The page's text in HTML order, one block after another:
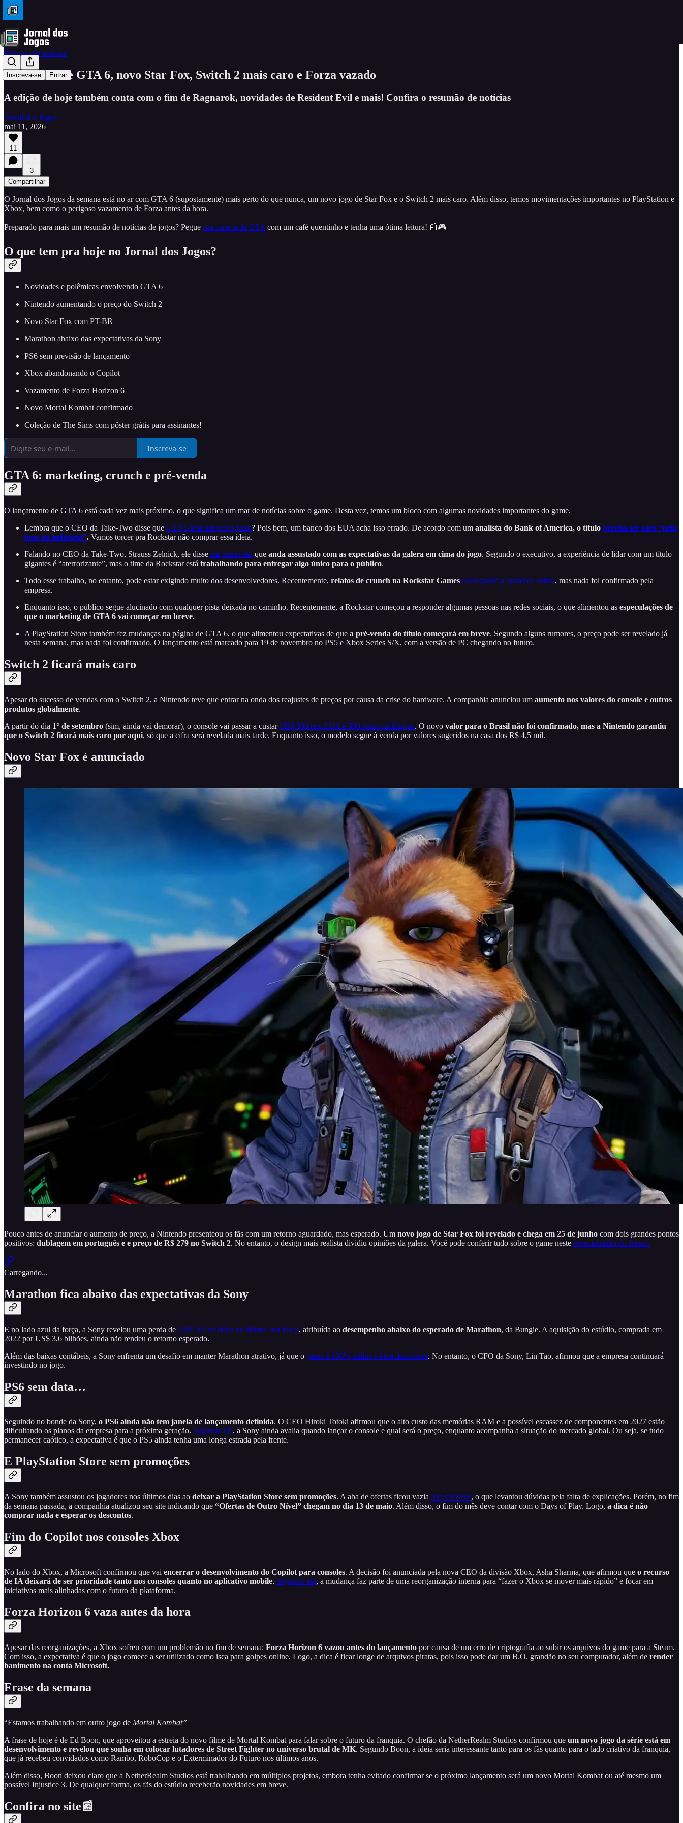
Inscreva-se Entrar
Resumo de notícias
Novidades de GTA 6, novo Star Fox, Switch 2 mais caro e Forza vazado
A edição de hoje também conta com o fim de Ragnarok, novidades de Resident Evil e mais! Confira o resumão de notícias
Jornal dos Jogos
mai 11, 2026
11
3
Compartilhar
O Jornal dos Jogos da semana está no ar com GTA 6 (supostamente) mais perto do que nunca, um novo jogo de Star Fox e o Switch 2 mais caro. Além disso, temos movimentações importantes no PlayStation e
Xbox, bem como o perigoso vazamento de Forza antes da hora.
Preparado para mais um resumão de notícias de jogos? Pegue sua caneca de GTA com um café quentinho e tenha uma ótima leitura! 📰🎮
O que tem pra hoje no Jornal dos Jogos?
Novidades e polêmicas envolvendo GTA 6
Nintendo aumentando o preço do Switch 2
Novo Star Fox com PT-BR
Marathon abaixo das expectativas da Sony
PS6 sem previsão de lançamento
Xbox abandonando o Copilot
Vazamento de Forza Horizon 6
Novo Mortal Kombat confirmado
Coleção de The Sims com pôster grátis para assinantes!
Inscreva-se
GTA 6: marketing, crunch e pré-venda
O lançamento de GTA 6 está cada vez mais próximo, o que significa um mar de notícias sobre o game. Desta vez, temos um bloco com algumas novidades importantes do game.
Lembra que o CEO da Take-Two disse que GTA 6 terá um preço justo? Pois bem, um banco dos EUA acha isso errado. De acordo com um analista do Bank of America, o título precisa ser caro “pelo
bem da indústria”. Vamos torcer pra Rockstar não comprar essa ideia.
Falando no CEO da Take-Two, Strauss Zelnick, ele disse em entrevista que anda assustado com as expectativas da galera em cima do jogo. Segundo o executivo, a experiência de lidar com um título
gigantes é “aterrorizante”, mas o time da Rockstar está trabalhando para entregar algo único para o público.
Todo esse trabalho, no entanto, pode estar exigindo muito dos desenvolvedores. Recentemente, relatos de crunch na Rockstar Games começaram a aparecer online, mas nada foi confirmado pela
empresa.
Enquanto isso, o público segue alucinado com qualquer pista deixada no caminho. Recentemente, a Rockstar começou a responder algumas pessoas nas redes sociais, o que alimentou as especulações de
que o marketing de GTA 6 vai começar em breve.
A PlayStation Store também fez mudanças na página de GTA 6, o que alimentou expectativas de que a pré-venda do título começará em breve. Segundo alguns rumores, o preço pode ser revelado já
nesta semana, mas nada foi confirmado. O lançamento está marcado para 19 de novembro no PS5 e Xbox Series S/X, com a versão de PC chegando no futuro.
Switch 2 ficará mais caro
Apesar do sucesso de vendas com o Switch 2, a Nintendo teve que entrar na onda dos reajustes de preços por causa da crise do hardware. A companhia anunciou um aumento nos valores do console e outros
produtos globalmente.
A partir do dia 1° de setembro (sim, ainda vai demorar), o console vai passar a custarUS$ 500 nos EUA e 500 euros na Europa. O novo valor para o Brasil não foi confirmado, mas a Nintendo garantiu
que o Switch 2 ficará mais caro por aqui, só que a cifra será revelada mais tarde. Enquanto isso, o modelo segue à venda por valores sugeridos na casa dos R$ 4,5 mil.
Novo Star Fox é anunciado
Pouco antes de anunciar o aumento de preço, a Nintendo presenteou os fãs com um retorno aguardado, mas esperado. Um novo jogo de Star Fox foi revelado e chega em 25 de junho com dois grandes pontos
positivos: dublagem em português e e preço de R$ 279 no Switch 2. No entanto, o design mais realista dividiu opiniões da galera. Você pode conferir tudo sobre o game neste especialzinho do Jornal.
Carregando...
Marathon fica abaixo das expectativas da Sony
E no lado azul da força, a Sony revelou uma perda de US$ 765 milhões no último ano fiscal, atribuída ao desempenho abaixo do esperado de Marathon, da Bungie. A aquisição do estúdio, comprada em
2022 por US$ 3,6 bilhões, ainda não rendeu o retorno esperado.
Além das baixas contábeis, a Sony enfrenta um desafio em manter Marathon atrativo, já que o game é 100% online e bem desafiador. No entanto, o CFO da Sony, Lin Tao, afirmou que a empresa continuará
investindo no jogo.
PS6 sem data…
Seguindo no bonde da Sony, o PS6 ainda não tem janela de lançamento definida. O CEO Hiroki Totoki afirmou que o alto custo das memórias RAM e a possível escassez de componentes em 2027 estão
dificultando os planos da empresa para a próxima geração. Segundo ele, a Sony ainda avalia quando lançar o console e qual será o preço, enquanto acompanha a situação do mercado global. Ou seja, se tudo
permanecer caótico, a expectativa é que o PS5 ainda tenha uma longa estrada pela frente.
E PlayStation Store sem promoções
A Sony também assustou os jogadores nos últimos dias ao deixar a PlayStation Store sem promoções. A aba de ofertas ficou vazia sem motivos, o que levantou dúvidas pela falta de explicações. Porém, no fim
da semana passada, a companhia atualizou seu site indicando que “Ofertas de Outro Nível” chegam no dia 13 de maio. Além disso, o fim do mês deve contar com o Days of Play. Logo, a dica é não
comprar nada e esperar os descontos.
Fim do Copilot nos consoles Xbox
No lado do Xbox, a Microsoft confirmou que vai encerrar o desenvolvimento do Copilot para consoles. A decisão foi anunciada pela nova CEO da divisão Xbox, Asha Sharma, que afirmou que o recurso
de IA deixará de ser prioridade tanto nos consoles quanto no aplicativo mobile. Segundo ela, a mudança faz parte de uma reorganização interna para “fazer o Xbox se mover mais rápido” e focar em
iniciativas mais alinhadas com o futuro da plataforma.
Forza Horizon 6 vaza antes da hora
Apesar das reorganizações, a Xbox sofreu com um problemão no fim de semana: Forza Horizon 6 vazou antes do lançamento por causa de um erro de criptografia ao subir os arquivos do game para a Steam.
Com isso, a expectativa é que o jogo comece a ser utilizado como isca para golpes online. Logo, a dica é ficar longe de arquivos piratas, pois isso pode dar um B.O. grandão no seu computador, além de render
banimento na conta Microsoft.
Frase da semana
“Estamos trabalhando em outro jogo de Mortal Kombat”
A frase de hoje é de Ed Boon, que aproveitou a estreia do novo filme de Mortal Kombat para falar sobre o futuro da franquia. O chefão da NetherRealm Studios confirmou que um novo jogo da série está em
desenvolvimento e revelou que sonha em colocar lutadores de Street Fighter no universo brutal de MK. Segundo Boon, a ideia seria interessante tanto para os fãs quanto para o lado criativo da franquia,
que já recebeu convidados como Rambo, RoboCop e o Exterminador do Futuro nos últimos anos.
Além disso, Boon deixou claro que a NetherRealm Studios está trabalhando em múltiplos projetos, embora tenha evitado confirmar se o próximo lançamento será um novo Mortal Kombat ou até mesmo um
possível Injustice 3. De qualquer forma, os fãs do estúdio receberão novidades em breve.
Confira no site📰